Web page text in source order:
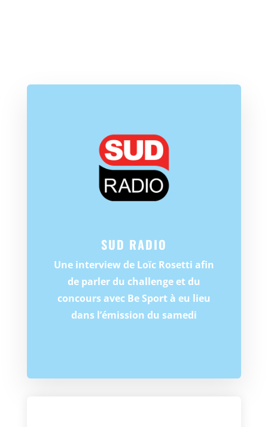
SUD RADIO
Une interview de Loïc Rosetti afin
de parler du challenge et du
concours avec Be Sport à eu lieu
dans l’émission du samedi